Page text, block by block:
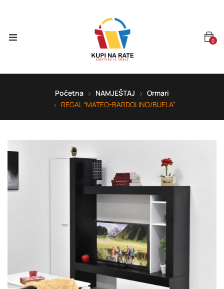
0
Početna NAMJEŠTAJ
Ormari
REGAL “MATEO-BARDOLINO/BIJELA”